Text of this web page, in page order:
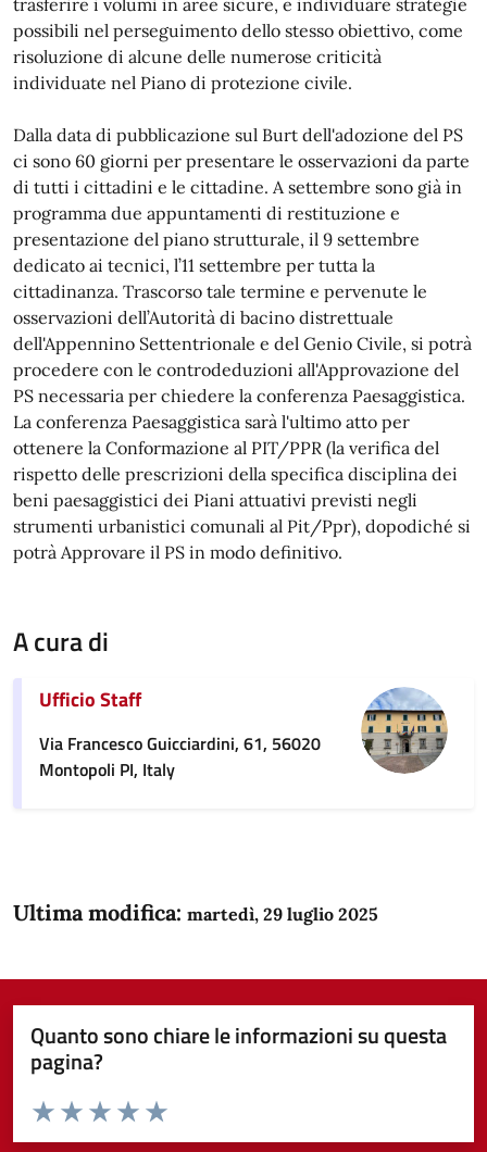
possibili nel perseguimento dello stesso obiettivo, come
risoluzione di alcune delle numerose criticità
individuate nel Piano di protezione civile.
Dalla data di pubblicazione sul Burt dell'adozione del PS
ci sono 60 giorni per presentare le osservazioni da parte
di tutti i cittadini e le cittadine. A settembre sono già in
programma due appuntamenti di restituzione e
presentazione del piano strutturale, il 9 settembre
dedicato ai tecnici, l’11 settembre per tutta la
cittadinanza. Trascorso tale termine e pervenute le
osservazioni dell’Autorità di bacino distrettuale
dell'Appennino Settentrionale e del Genio Civile, si potrà
procedere con le controdeduzioni all'Approvazione del
PS necessaria per chiedere la conferenza Paesaggistica.
La conferenza Paesaggistica sarà l'ultimo atto per
ottenere la Conformazione al PIT/PPR (la verifica del
rispetto delle prescrizioni della specifica disciplina dei
beni paesaggistici dei Piani attuativi previsti negli
strumenti urbanistici comunali al Pit/Ppr), dopodiché si
potrà Approvare il PS in modo definitivo.
A cura di
Ufficio Staff
Via Francesco Guicciardini, 61, 56020
Montopoli PI, Italy
Ultima modifica: martedì, 29 luglio 2025
Quanto sono chiare le informazioni su questa
pagina?
Domanda
Valuta da 1 a 5 stelle la pagina
Valuta 5 stelle su 5
Valuta 4 stelle su 5
Valuta 3 stelle su 5
Valuta 2 stelle su 5
Valuta 1 stelle su 5